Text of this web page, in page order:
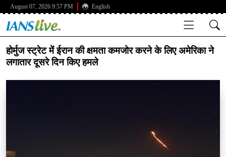
August 07, 2026 9:57 PM English
होर्मुज स्ट्रेट में ईरान की क्षमता कमजोर करने के लिए अमेरिका ने
लगातार दूसरे दिन किए हमले